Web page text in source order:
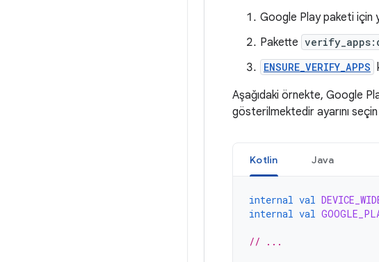
Google Play paketi için
Pakette
ENSURE_VERIFY_APPS
Aşağıdaki örnekte, Google
gösterilmektedir ayarını
Kotlin Java
internal val
internal val
// ...